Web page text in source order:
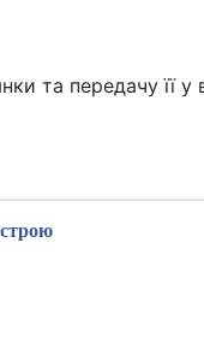
та передачу її у